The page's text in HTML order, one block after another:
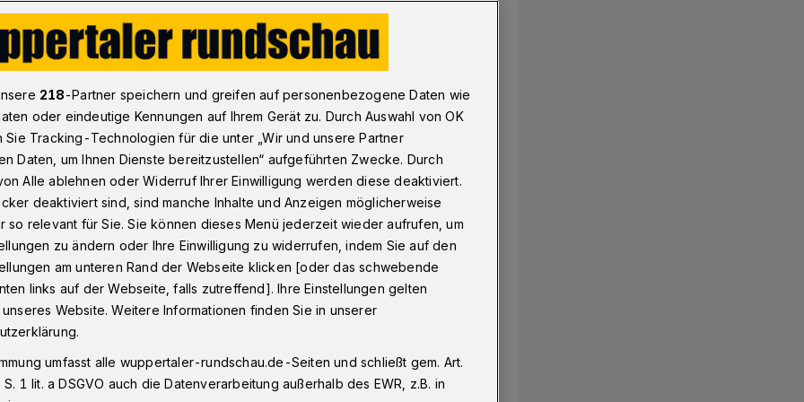
zum Gespräch
Brief kritisiert die Ratsfraktion der
Polizei um die Genehmigung
und deren Folgen am Samstag (16.
um ein Gespräch mit der
218-Partner speichern und greifen auf personenbezogene Daten wie
oder eindeutige Kennungen auf Ihrem Gerät zu. Durch Auswahl von OK
Sie Tracking-Technologien für die unter „Wir und unsere Partner
Daten, um Ihnen Dienste bereitzustellen“ aufgeführten Zwecke. Durch
Alle ablehnen oder Widerruf Ihrer Einwilligung werden diese deaktiviert.
deaktiviert sind, sind manche Inhalte und Anzeigen möglicherweise
so relevant für Sie. Sie können dieses Menü jederzeit wieder aufrufen, um
zu ändern oder Ihre Einwilligung zu widerrufen, indem Sie auf den
am unteren Rand der Webseite klicken [oder das schwebende
links auf der Webseite, falls zutreffend]. Ihre Einstellungen gelten
Website. Weitere Informationen finden Sie in unserer
umfasst alle wuppertaler-rundschau.de-Seiten und schließt gem. Art.
1 lit. a DSGVO auch die Datenverarbeitung außerhalb des EWR, z.B. in